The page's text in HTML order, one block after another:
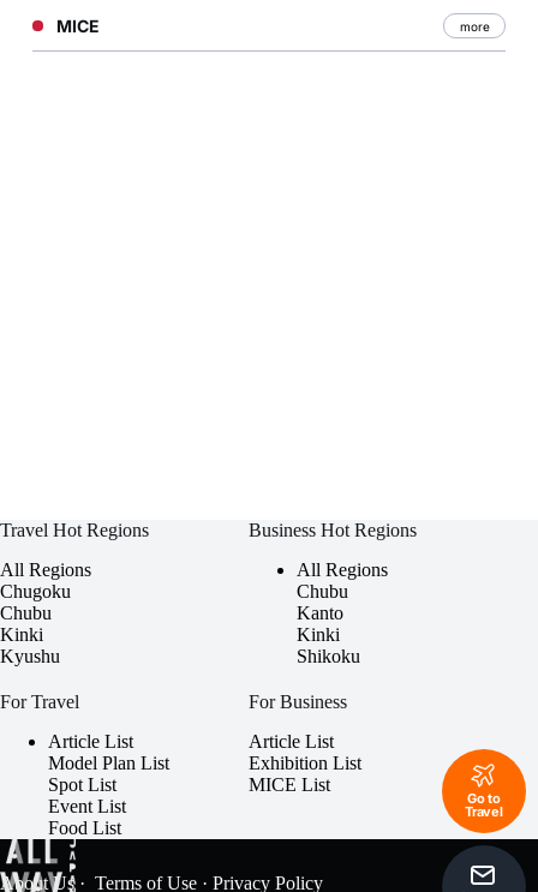
MICE more
Go to
Travel
Travel Hot Regions
All Regions
Chugoku
Chubu
Kinki
Kyushu
Business Hot Regions
All Regions
Chubu
Kanto
Kinki
Shikoku
For Travel
Article List
Model Plan List
Spot List
Event List
Food List
For Business
Article List
Exhibition List
MICE List
About Us· Terms of Use · Privacy Policy